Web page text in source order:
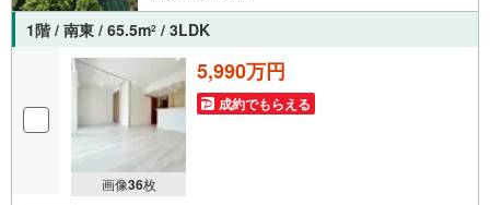
1階 / 南東 / 65.5m2 / 3LDK
画像36枚
5,990万円
成約でもらえる